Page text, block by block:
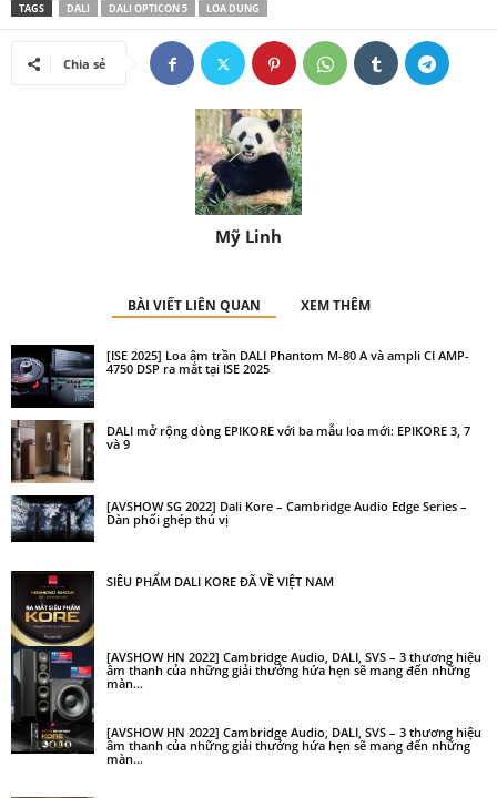
TAGS DALI DALI OPTICON 5 LOA DUNG
Chia sẻ
Mỹ Linh
BÀI VIẾT LIÊN QUAN XEM THÊM
[ISE 2025] Loa âm trần DALI Phantom M-80 A và ampli CI AMP-
4750 DSP ra mắt tại ISE 2025
DALI mở rộng dòng EPIKORE với ba mẫu loa mới: EPIKORE 3, 7
và 9
[AVSHOW SG 2022] Dali Kore – Cambridge Audio Edge Series –
Dàn phối ghép thú vị
SIÊU PHẨM DALI KORE ĐÃ VỀ VIỆT NAM
[AVSHOW HN 2022] Cambridge Audio, DALI, SVS – 3 thương hiệu
âm thanh của những giải thưởng hứa hẹn sẽ mang đến những
màn...
[AVSHOW HN 2022] Cambridge Audio, DALI, SVS – 3 thương hiệu
âm thanh của những giải thưởng hứa hẹn sẽ mang đến những
màn...